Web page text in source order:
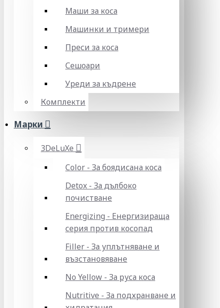
Маши за коса
Машинки и тримери
Преси за коса
Сешоари
Уреди за къдрене
Комплекти
Марки
3DeLuXe
Color - За боядисана коса
Detox - За дълбоко
почистване
Energizing - Енергизираща
серия против косопад
Filler - За уплътняване и
възстановяване
No Yellow - За руса коса
Nutritive - За подхранване и